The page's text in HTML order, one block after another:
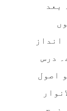
بعد
انداز
درس
اصول